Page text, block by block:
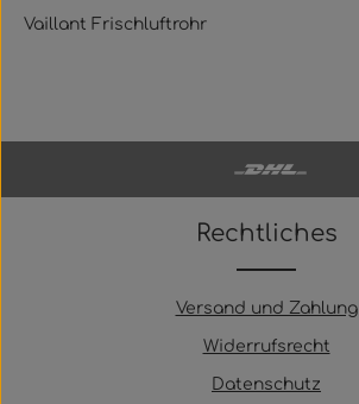
Vaillant Frischluftrohr
Rechtliches
Versand und Zahlung
Widerrufsrecht
Datenschutz